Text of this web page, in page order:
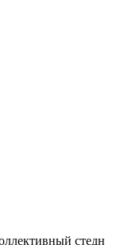
стедн